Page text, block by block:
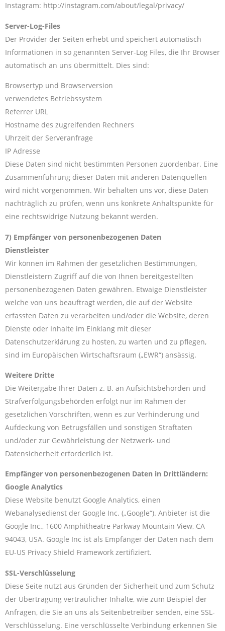
Instagram: http://instagram.com/about/legal/privacy/
Server-Log-Files
Der Provider der Seiten erhebt und speichert automatisch
Informationen in so genannten Server-Log Files, die Ihr Browser
automatisch an uns übermittelt. Dies sind:
Browsertyp und Browserversion
verwendetes Betriebssystem
Referrer URL
Hostname des zugreifenden Rechners
Uhrzeit der Serveranfrage
IP Adresse
Diese Daten sind nicht bestimmten Personen zuordenbar. Eine
Zusammenführung dieser Daten mit anderen Datenquellen
wird nicht vorgenommen. Wir behalten uns vor, diese Daten
nachträglich zu prüfen, wenn uns konkrete Anhaltspunkte für
eine rechtswidrige Nutzung bekannt werden.
7) Empfänger von personenbezogenen Daten
Dienstleister
Wir können im Rahmen der gesetzlichen Bestimmungen,
Dienstleistern Zugriff auf die von Ihnen bereitgestellten
personenbezogenen Daten gewähren. Etwaige Dienstleister
welche von uns beauftragt werden, die auf der Website
erfassten Daten zu verarbeiten und/oder die Website, deren
Dienste oder Inhalte im Einklang mit dieser
Datenschutzerklärung zu hosten, zu warten und zu pflegen,
sind im Europäischen Wirtschaftsraum („EWR“) ansässig.
Weitere Dritte
Die Weitergabe Ihrer Daten z. B. an Aufsichtsbehörden und
Strafverfolgungsbehörden erfolgt nur im Rahmen der
gesetzlichen Vorschriften, wenn es zur Verhinderung und
Aufdeckung von Betrugsfällen und sonstigen Straftaten
und/oder zur Gewährleistung der Netzwerk- und
Datensicherheit erforderlich ist.
Empfänger von personenbezogenen Daten in Drittländern:
Google Analytics
Diese Website benutzt Google Analytics, einen
Webanalysedienst der Google Inc. („Google“). Anbieter ist die
Google Inc., 1600 Amphitheatre Parkway Mountain View, CA
94043, USA. Google Inc ist als Empfänger der Daten nach dem
EU-US Privacy Shield Framework zertifiziert.
SSL-Verschlüsselung
Diese Seite nutzt aus Gründen der Sicherheit und zum Schutz
der Übertragung vertraulicher Inhalte, wie zum Beispiel der
Anfragen, die Sie an uns als Seitenbetreiber senden, eine SSL-
Verschlüsselung. Eine verschlüsselte Verbindung erkennen Sie